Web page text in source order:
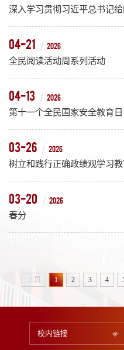
04-21 2026
全民阅读活动周系列活动
04-13 2026
第十一个全民国家安全教育日
03-26 2026
树立和践行正确政绩观学习
03-20 2026
春分
上页 1 2 3 4
校内链接